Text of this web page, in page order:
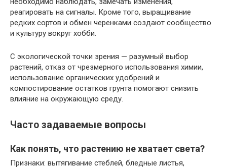
реагировать на сигналы. Кроме того, выращивание
редких сортов и обмен черенками создают сообщество
и культуру вокруг хобби.
С экологической точки зрения — разумный выбор
растений, отказ от чрезмерного использования химии,
использование органических удобрений и
компостирование остатков грунта помогают снизить
влияние на окружающую среду.
Часто задаваемые вопросы
Как понять, что растению не хватает света?
Признаки: вытягивание стеблей, бледные листья,